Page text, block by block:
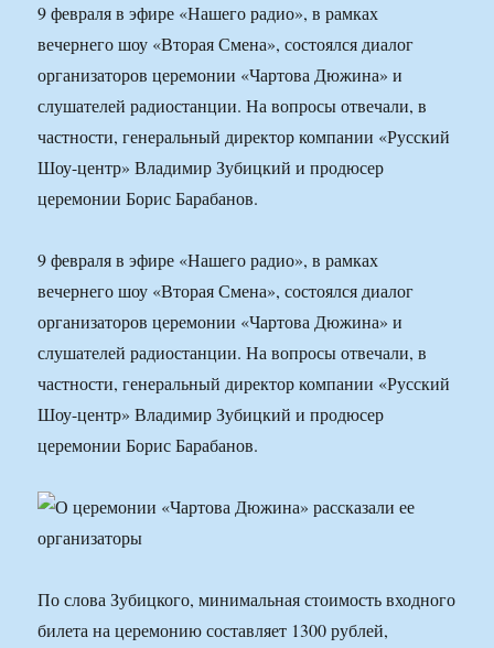
9 февраля в эфире «Нашего радио», в рамках
вечернего шоу «Вторая Смена», состоялся диалог
организаторов церемонии «Чартова Дюжина» и
слушателей радиостанции. На вопросы отвечали, в
частности, генеральный директор компании «Русский
Шоу-центр» Владимир Зубицкий и продюсер
церемонии Борис Барабанов.
9 февраля в эфире «Нашего радио», в рамках
вечернего шоу «Вторая Смена», состоялся диалог
организаторов церемонии «Чартова Дюжина» и
слушателей радиостанции. На вопросы отвечали, в
частности, генеральный директор компании «Русский
Шоу-центр» Владимир Зубицкий и продюсер
церемонии Борис Барабанов.
По слова Зубицкого, минимальная стоимость входного
билета на церемонию составляет 1300 рублей,